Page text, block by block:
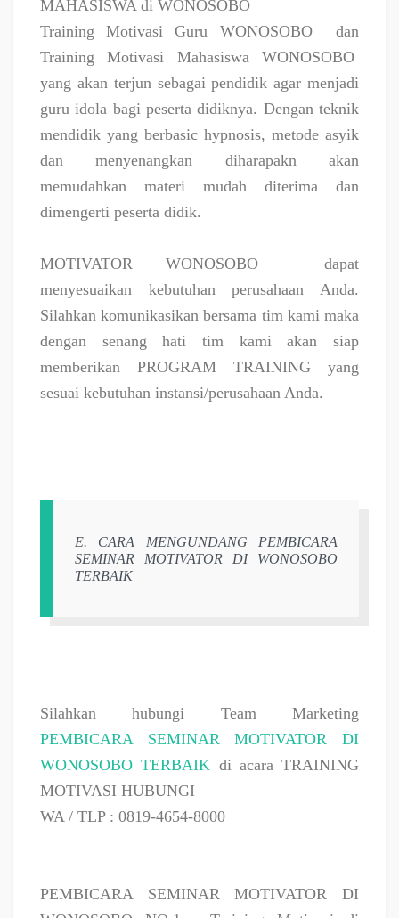
MAHASISWA di WONOSOBO
Training Motivasi Guru WONOSOBO
dan
Training Motivasi Mahasiswa WONOSOBO
yang akan terjun sebagai pendidik agar menjadi
guru idola bagi peserta didiknya. Dengan teknik
mendidik yang berbasic hypnosis, metode asyik
dan menyenangkan diharapakn akan
memudahkan materi mudah diterima dan
dimengerti peserta didik.
MOTIVATOR WONOSOBO
dapat
menyesuaikan kebutuhan perusahaan Anda.
Silahkan komunikasikan bersama tim kami maka
dengan senang hati tim kami akan siap
memberikan PROGRAM TRAINING yang
sesuai kebutuhan instansi/perusahaan Anda.
E. CARA MENGUNDANG PEMBICARA
SEMINAR MOTIVATOR DI WONOSOBO
TERBAIK
Silahkan hubungi Team Marketing
PEMBICARA SEMINAR MOTIVATOR DI
WONOSOBO TERBAIK di acara TRAINING
MOTIVASI HUBUNGI
WA / TLP : 0819-4654-8000
PEMBICARA SEMINAR MOTIVATOR DI